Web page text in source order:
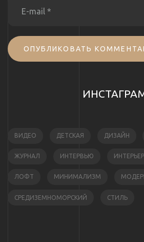
ОПУБЛИКОВАТЬ
ВИДЕО ДЕТСКАЯ ДИЗАЙН
ЖУРНАЛ ИНТЕРВЬЮ ИНТЕРЬЕР
ЛОФТ МИНИМАЛИЗМ
СРЕДИЗЕМНОМОРСКИЙ СТИЛЬ